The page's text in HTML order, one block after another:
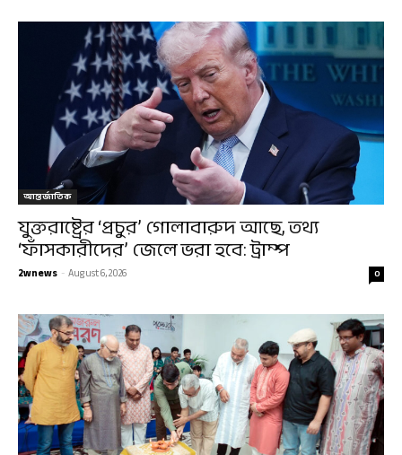
আন্তর্জাতিক
যুক্তরাষ্ট্রের ‘প্রচুর’ গোলাবারুদ আছে, তথ্য
‘ফাঁসকারীদের’ জেলে ভরা হবে: ট্রাম্প
2wnews -August 6, 2026 0